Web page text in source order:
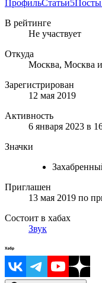
ПрофильСтатьи5Посты
В рейтинге
Не участвует
Откуда
Москва, Москва
Зарегистрирован
12 мая 2019
Активность
6 января 2023 в
Значки
Приглашен
13 мая 2019 по
Состоит в хабах
Звук